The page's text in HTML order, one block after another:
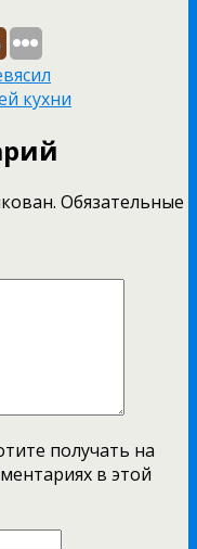
кухни
Обязательные
получать на
в этой